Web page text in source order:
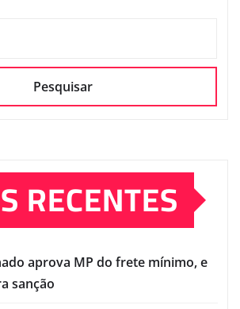
Pesquisar
RECENTES
aprova MP do frete mínimo, e
sanção